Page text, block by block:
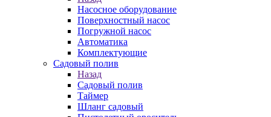
Насосное оборудование
Поверхностный насос
Погружной насос
Автоматика
Комплектующие
Садовый полив
Назад
Садовый полив
Таймер
Шланг садовый